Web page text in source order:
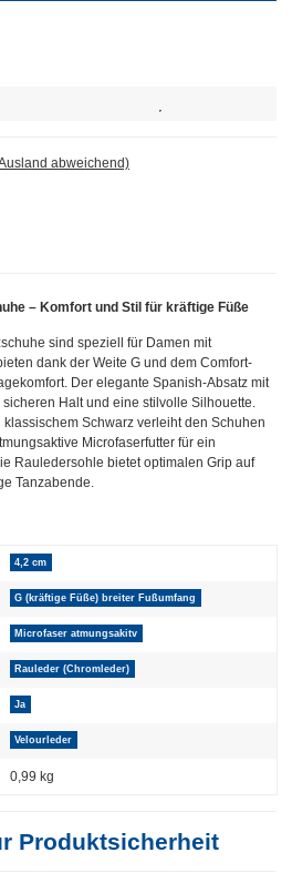
abweichend)
– Komfort und Stil für kräftige Füße
sind speziell für Damen mit
dank der Weite G und dem Comfort-
Der elegante Spanish-Absatz mit
Halt und eine stilvolle Silhouette.
Schwarz verleiht den Schuhen
Microfaserfutter für ein
Rauledersohle bietet optimalen Grip auf
Tanzabende.
4,2 cm
G (kräftige Füße) breiter Fußumfang
Microfaser atmungsakitv
Rauleder (Chromleder)
Ja
Velourleder
0,99 kg
Produktsicherheit